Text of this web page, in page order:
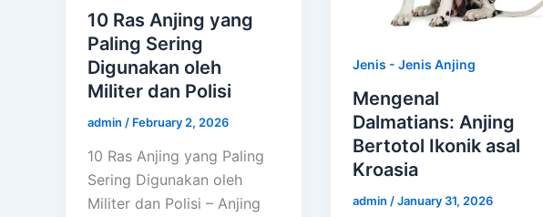
10 Ras Anjing yang
Paling Sering
Digunakan oleh
Militer dan Polisi
admin / February 2, 2026
10 Ras Anjing yang Paling
Sering Digunakan oleh
Militer dan Polisi – Anjing
Jenis - Jenis Anjing
Mengenal
Dalmatians: Anjing
Bertotol Ikonik asal
Kroasia
admin /January 31, 2026